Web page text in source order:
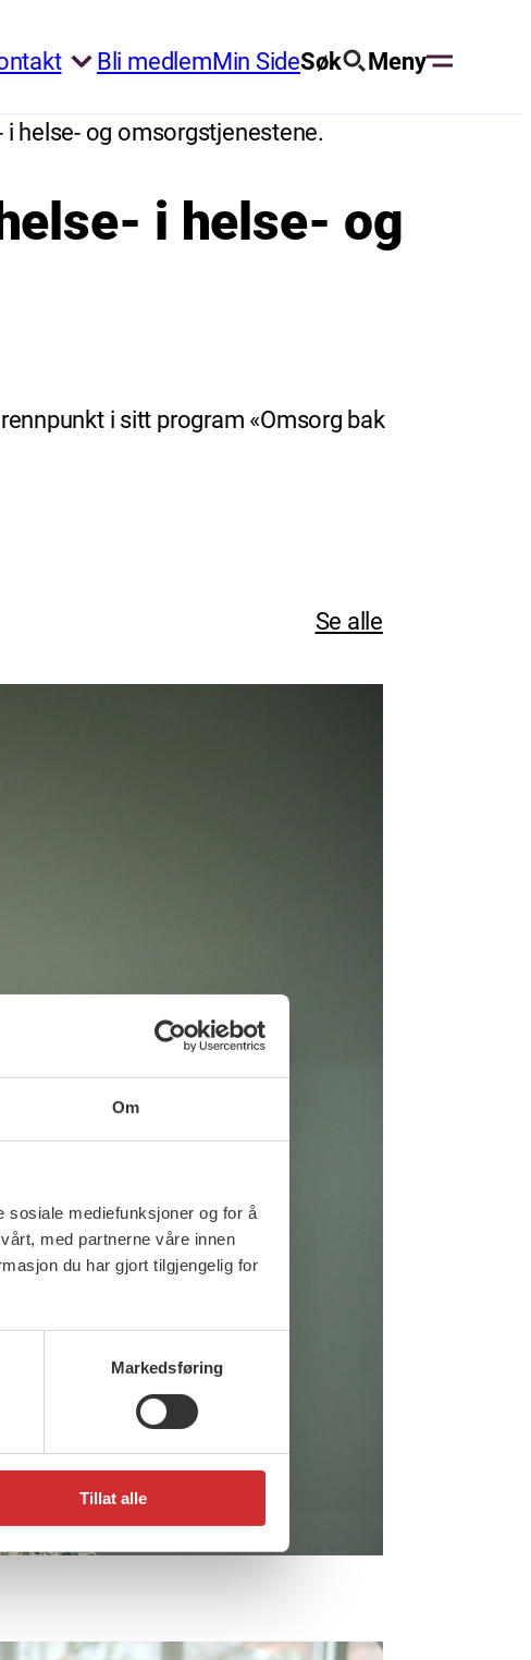
Om
sosiale mediefunksjoner og for å
med partnerne våre innen
du har gjort tilgjengelig for
Markedsføring
Tillat alle
Bli medlemMin SideSøk Meny
i helse- og omsorgstjenestene.
i helse- og
i sitt program «Omsorg bak
Se alle